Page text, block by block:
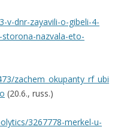
v-dnr-zayavili-o-gibeli-4-
nazvala-eto-
zachem_okupanty_rf_ubi
(20.6., russ.)
3267778-merkel-u-